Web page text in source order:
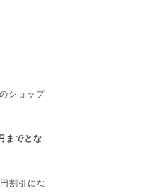
ショップ
までとな
割引にな